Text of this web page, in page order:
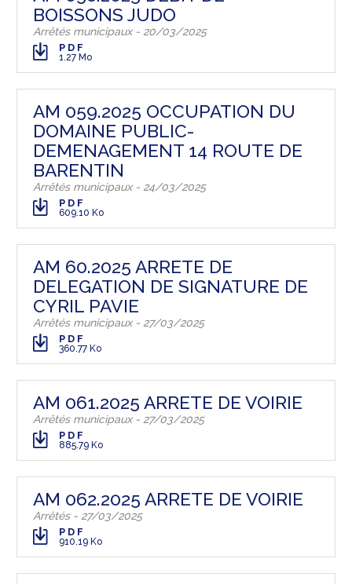
BOISSONS JUDO
Arrêtés municipaux - 20/03/2025
PDF
1.27 Mo
AM 059.2025 OCCUPATION DU
DOMAINE PUBLIC-
DEMENAGEMENT 14 ROUTE DE
BARENTIN
Arrêtés municipaux - 24/03/2025
PDF
609.10 Ko
AM 60.2025 ARRETE DE
DELEGATION DE SIGNATURE DE
CYRIL PAVIE
Arrêtés municipaux - 27/03/2025
PDF
360.77 Ko
AM 061.2025 ARRETE DE VOIRIE
Arrêtés municipaux - 27/03/2025
PDF
885.79 Ko
AM 062.2025 ARRETE DE VOIRIE
Arrêtés - 27/03/2025
PDF
910.19 Ko